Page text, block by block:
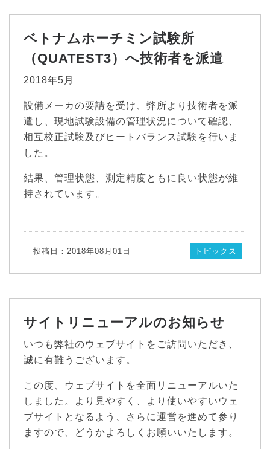
ベトナムホーチミン試験所
（QUATEST3）へ技術者を派遣
2018年5月
設備メーカの要請を受け、弊所より技術者を派
遣し、現地試験設備の管理状況について確認、
相互校正試験及びヒートバランス試験を行いま
した。
結果、管理状態、測定精度ともに良い状態が維
持されています。
投稿日：2018年08月01日 トピックス
サイトリニューアルのお知らせ
いつも弊社のウェブサイトをご訪問いただき、
誠に有難うございます。
この度、ウェブサイトを全面リニューアルいた
しました。より見やすく、より使いやすいウェ
ブサイトとなるよう、さらに運営を進めて参り
ますので、どうかよろしくお願いいたします。